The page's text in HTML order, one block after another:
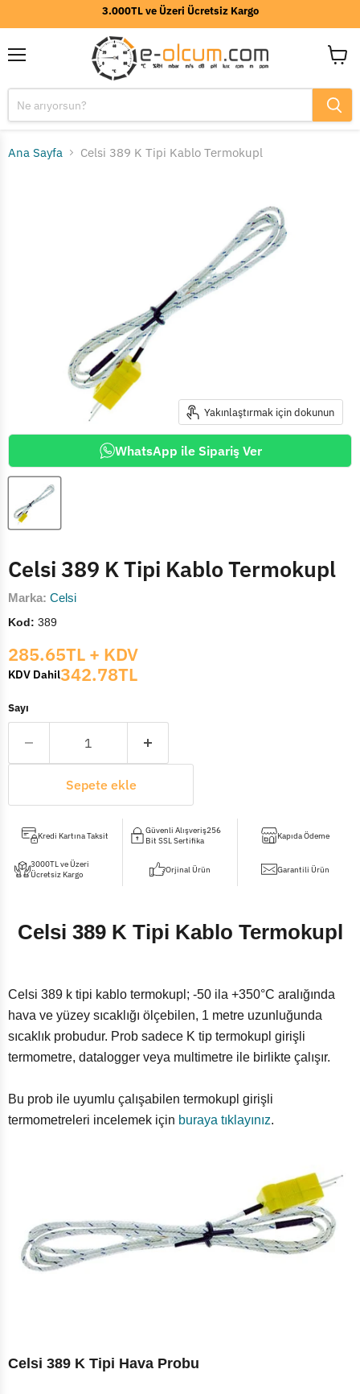
3.000TL ve Üzeri Ücretsiz Kargo
Ana Sayfa Celsi 389 K Tipi Kablo Termokupl
Yakınlaştırmak için dokunun
WhatsApp ile Sipariş Ver
Celsi 389 K Tipi Kablo Termokupl
Marka: Celsi
Kod: 389
Mevcut fiyat
285.65TL + KDV
KDV Dahil342.78TL
Sayı
Sepete ekle
Kredi Kartına Taksit
Güvenli Alışveriş256
Bit SSL Sertifika
Kapıda Ödeme
3000TL ve Üzeri
Ücretsiz Kargo
Orjinal Ürün Garantili Ürün
Celsi 389 K Tipi Kablo Termokupl
Celsi 389 k tipi kablo termokupl; -50 ila +350°C aralığında
hava ve yüzey sıcaklığı ölçebilen, 1 metre uzunluğunda
sıcaklık probudur. Prob sadece K tip termokupl girişli
termometre, datalogger veya multimetre ile birlikte çalışır.
Bu prob ile uyumlu çalışabilen termokupl girişli
termometreleri incelemek için buraya tıklayınız.
Celsi 389 K Tipi Hava Probu